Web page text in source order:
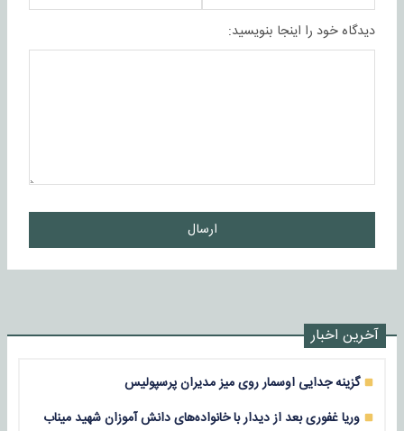
دیدگاه خود را اینجا بنویسید:
ارسال
آخرین اخبار
گزینه جدایی اوسمار روی میز مدیران پرسپولیس
وریا غفوری بعد از دیدار با خانواده‌های دانش آموزان شهید میناب